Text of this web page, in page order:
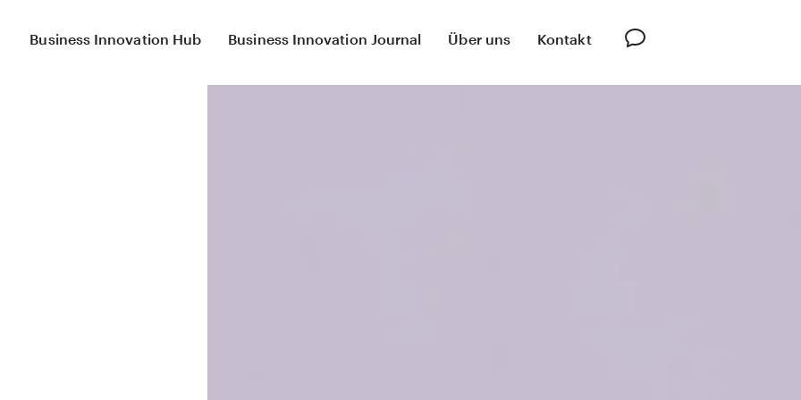
Business Innovation Hub Business Innovation Journal Über uns Kontakt